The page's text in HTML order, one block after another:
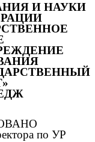
И НАУКИ
по УР